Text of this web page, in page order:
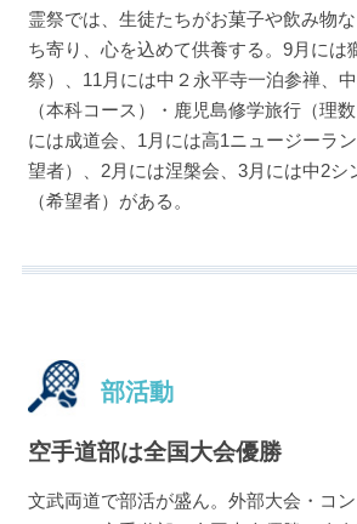
霊祭では、生徒たちがお菓子や飲み物
ち寄り、心を込めて供養する。9月には
祭）、11月には中２永平寺一泊参禅、
（本科コース）・鹿児島修学旅行（理
には成道会、1月には高1ニュージーラ
望者）、2月には涅槃会、3月には中2シ
（希望者）がある。
部活動
空手道部は全国大会優勝
文武両道で部活が盛ん。外部大会・コ